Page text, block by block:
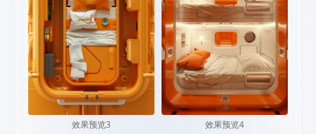
效果预览3 效果预览4